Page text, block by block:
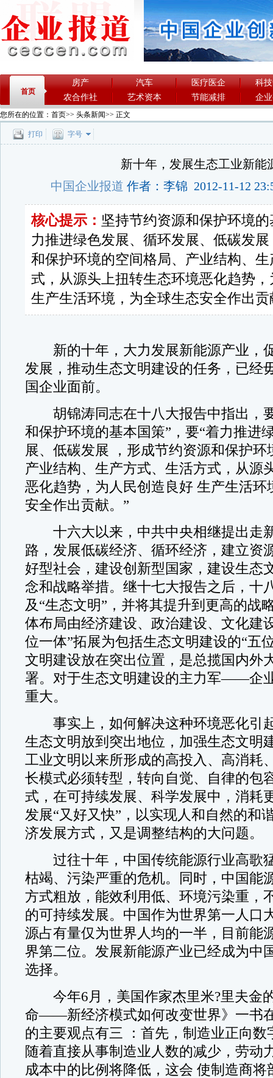
首页
房产 汽车 医疗医企
科
农合作社
艺术资本 节能减排 企
您所在的位置： 首页>> 头条新闻>> 正文
打印 字号
新十年，发展生态工业新能
中国企业报道 作者：李锦 2012-11-12
核心提示： 坚持节约资源和保护环境的
力推进绿色发展、循环发展、低碳发
和保护环境的空间格局、产业结构、
式，从源头上扭转生态环境恶化趋势
生产生活环境，为全球生态安全作出贡
新的十年，大力发展新能源产业，
发展，推动生态文明建设的任务，已经
国企业面前。
胡锦涛同志在十八大报告中指出，
和保护环境的基本国策”，要“着力推进
展、低碳发展 ，形成节约资源和保护环
产业结构、生产方式、生活方式，从源
恶化趋势，为人民创造良好 生产生活环
安全作出贡献。”
十六大以来，中共中央相继提出走
路，发展低碳经济、循环经济，建立资
好型社会，建设创新型国家，建设生态
念和战略举措。继十七大报告之后，十
及“生态文明”，并将其提升到更高的战
体布局由经济建设、政治建设、文化建
位一体”拓展为包括生态文明建设的“五
文明建设放在突出位置，是总揽国内外
署。对于生态文明建设的主力军——企
重大。
事实上，如何解决这种环境恶化引
生态文明放到突出地位，加强生态文明
工业文明以来所形成的高投入、高消耗
长模式必须转型，转向自觉、自律的包
式，在可持续发展、科学发展中，消耗
发展“又好又快”，以实现人和自然的和
济发展方式，又是调整结构的大问题。
过往十年，中国传统能源行业高歌
枯竭、污染严重的危机。同时，中国能
方式粗放，能效利用低、环境污染重，
的可持续发展。中国作为世界第一人口
源占有量仅为世界人均的一半，目前能
界第二位。发展新能源产业已经成为中
选择。
今年6月，美国作家杰里米?里夫金
命——新经济模式如何改变世界》一书
的主要观点有三 ：首先，制造业正向数
随着直接从事制造业人数的减少，劳动
成本中的比例将降低，这会 使制造商将